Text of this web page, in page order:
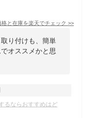
格と在庫を楽天でチェック >>
り付けも、簡単
オススメかと思
るならおすすめはど